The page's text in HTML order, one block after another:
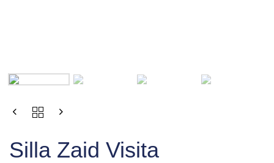
Silla Zaid Visita